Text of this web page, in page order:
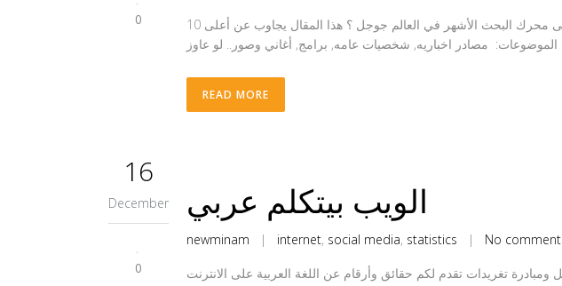
0
عن ماذا بحث المصريين على جوجل في سنة 2012 ؟ وما هي اكثر الكلمات التي ادخلها المصريين إلى محرك البحث الأشهر في العالم جوجل ؟ هذا المقال يجاوب عن أعلى 10
READ MORE
16
December
0
الويب بيتكلم عربي
newminam | internet, social media, statistics | No comment